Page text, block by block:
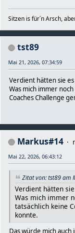
Sitzen is für´n Arsch,
tst89
Mai 21, 2026, 07:34:59
Verdient hätten sie
Was mich immer
Coaches Challenge
Markus#14
Mai 22, 2026, 06:43:12
Zitat von: tst89 am
Verdient hätten
Was mich immer
tatsächlich keine
konnte.
Das würde mich